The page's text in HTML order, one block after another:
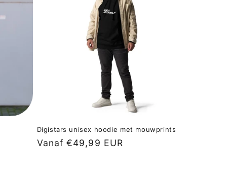
Digistars unisex hoodie met mouwprints
Normale
Vanaf €49,99 EUR